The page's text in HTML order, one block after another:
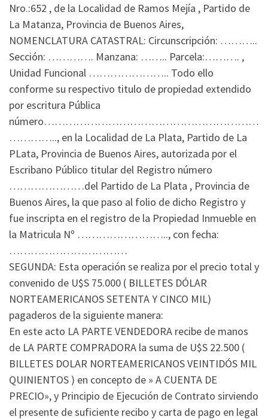
Nro.:652 , de la Localidad de Ramos Mejía , Partido de
La Matanza, Provincia de Buenos Aires,
NOMENCLATURA CATASTRAL: Circunscripción: ………..
Sección: …………. Manzana: …….. Parcela:………. ,
Unidad Funcional ………………….. Todo ello
conforme su respectivo titulo de propiedad extendido
por escritura Pública
número……………………………………………………
………….., en la Localidad de La Plata, Partido de La
PLata, Provincia de Buenos Aires, autorizada por el
Escribano Público titular del Registro número
…………………del Partido de La Plata , Provincia de
Buenos Aires, la que paso al folio de dicho Registro y
fue inscripta en el registro de la Propiedad Inmueble en
la Matricula Nº …………………….., con fecha:
……………………………
SEGUNDA: Esta operación se realiza por el precio total y
convenido de U$S 75.000 ( BILLETES DÓLAR
NORTEAMERICANOS SETENTA Y CINCO MIL)
pagaderos de la siguiente manera:
En este acto LA PARTE VENDEDORA recibe de manos
de LA PARTE COMPRADORA la suma de U$S 22.500 (
BILLETES DOLAR NORTEAMERICANOS VEINTIDÓS MIL
QUINIENTOS ) en concepto de » A CUENTA DE
PRECIO», y Principio de Ejecución de Contrato sirviendo
el presente de suficiente recibo y carta de pago en legal